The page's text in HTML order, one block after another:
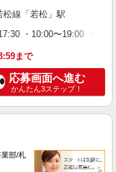
線「若松」駅
17:30 ・10:00〜19:00 ・
まで
応募画面へ進む
かんたん3ステップ！
部/札